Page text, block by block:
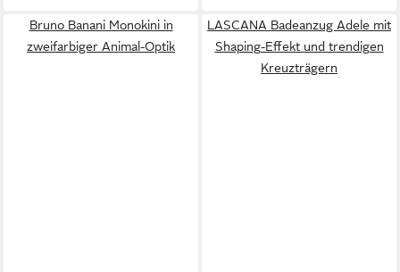
Bruno Banani Monokini in
zweifarbiger Animal-Optik
LASCANA Badeanzug Adele mit
Shaping-Effekt und trendigen
Kreuzträgern